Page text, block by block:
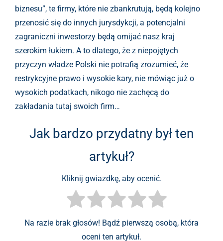
biznesu”, te firmy, które nie zbankrutują, będą kolejno
przenosić się do innych jurysdykcji, a potencjalni
zagraniczni inwestorzy będą omijać nasz kraj
szerokim łukiem. A to dlatego, że z niepojętych
przyczyn władze Polski nie potrafią zrozumieć, że
restrykcyjne prawo i wysokie kary, nie mówiąc już o
wysokich podatkach, nikogo nie zachęcą do
zakładania tutaj swoich firm…
Jak bardzo przydatny był ten
artykuł?
Kliknij gwiazdkę, aby ocenić.
Na razie brak głosów! Bądź pierwszą osobą, która
oceni ten artykuł.